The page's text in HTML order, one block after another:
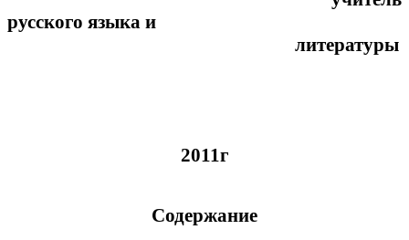
русского языка и
литературы
2011г
Содержание